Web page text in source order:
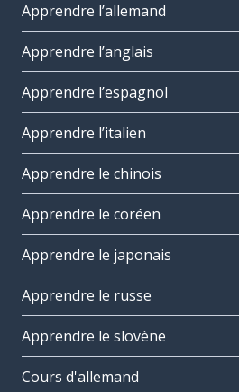
Apprendre l’allemand
Apprendre l’anglais
Apprendre l’espagnol
Apprendre l’italien
Apprendre le chinois
Apprendre le coréen
Apprendre le japonais
Apprendre le russe
Apprendre le slovène
Cours d'allemand